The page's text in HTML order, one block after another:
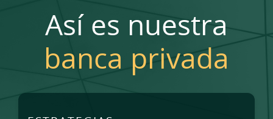
Así es nuestra
banca privada